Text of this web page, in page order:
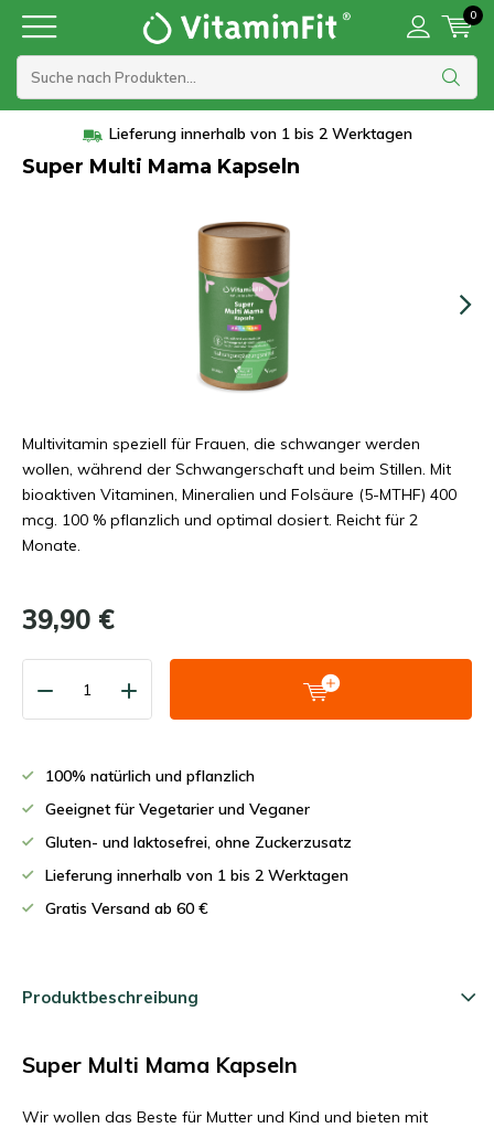
0
Lieferung innerhalb von 1 bis 2 Werktagen
Super Multi Mama Kapseln
Multivitamin speziell für Frauen, die schwanger werden
wollen, während der Schwangerschaft und beim Stillen. Mit
bioaktiven Vitaminen, Mineralien und Folsäure (5-MTHF) 400
mcg. 100 % pflanzlich und optimal dosiert. Reicht für 2
Monate.
39,90 €
100% natürlich und pflanzlich
Geeignet für Vegetarier und Veganer
Gluten- und laktosefrei, ohne Zuckerzusatz
Lieferung innerhalb von 1 bis 2 Werktagen
Gratis Versand ab 60 €
Produktbeschreibung
Super Multi Mama Kapseln
Wir wollen das Beste für Mutter und Kind und bieten mit